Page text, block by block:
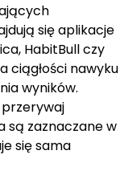
się aplikacje
HabitBull czy
ciągłości nawyku
wyników.
przerywaj
są zaznaczane w
się sama